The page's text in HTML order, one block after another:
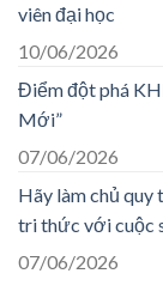
viên đại học
10/06/2026
Điểm đột phá
Mới”
07/06/2026
Hãy làm chủ quy
tri thức với cuộc
07/06/2026